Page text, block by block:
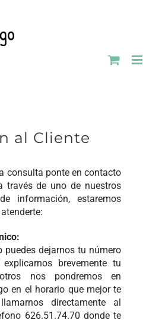
al Cliente
consulta ponte en contacto
través de uno de nuestros
información, estaremos
puedes dejarnos tu número
brevemente tu
nos pondremos en
en el horario que mejor te
directamente al
626.51.74.70 donde te